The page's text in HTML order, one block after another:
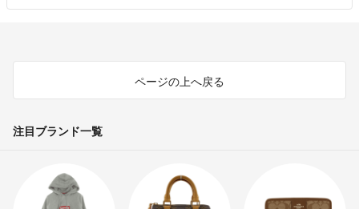
ページの上へ戻る
注目ブランド一覧